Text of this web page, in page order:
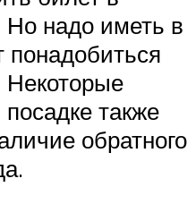
Но надо иметь в
понадобиться
Некоторые
также
обратного